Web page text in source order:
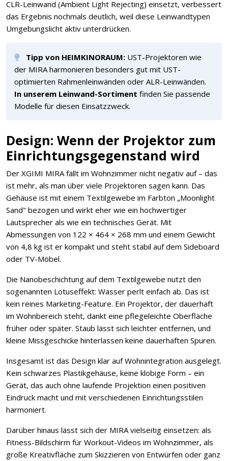
CLR-Leinwand (Ambient Light Rejecting) einsetzt, verbessert
das Ergebnis nochmals deutlich, weil diese Leinwandtypen
Umgebungslicht aktiv unterdrücken.
Tipp von HEIMKINORAUM: UST-Projektoren wie
der MIRA harmonieren besonders gut mit UST-
optimierten Rahmenleinwänden oder ALR-Leinwänden.
In unserem Leinwand-Sortiment finden Sie passende
Modelle für diesen Einsatzzweck.
Design: Wenn der Projektor zum
Einrichtungsgegenstand wird
Der XGIMI MIRA fällt im Wohnzimmer nicht negativ auf – das
ist mehr, als man über viele Projektoren sagen kann. Das
Gehäuse ist mit einem Textilgewebe im Farbton „Moonlight
Sand" bezogen und wirkt eher wie ein hochwertiger
Lautsprecher als wie ein technisches Gerät. Mit
Abmessungen von 122 × 464 × 268 mm und einem Gewicht
von 4,8 kg ist er kompakt und steht stabil auf dem Sideboard
oder TV-Möbel.
Die Nanobeschichtung auf dem Textilgewebe nutzt den
sogenannten Lotuseffekt: Wasser perlt einfach ab. Das ist
kein reines Marketing-Feature. Ein Projektor, der dauerhaft
im Wohnbereich steht, dankt eine pflegeleichte Oberfläche
früher oder später. Staub lässt sich leichter entfernen, und
kleine Missgeschicke hinterlassen keine dauerhaften Spuren.
Insgesamt ist das Design klar auf Wohnintegration ausgelegt.
Kein schwarzes Plastikgehäuse, keine klobige Form – ein
Gerät, das auch ohne laufende Projektion einen positiven
Eindruck macht und mit verschiedenen Einrichtungsstilen
harmoniert.
Darüber hinaus lässt sich der MIRA vielseitig einsetzen: als
Fitness-Bildschirm für Workout-Videos im Wohnzimmer, als
große Kreativfläche zum Skizzieren von Entwürfen oder ganz